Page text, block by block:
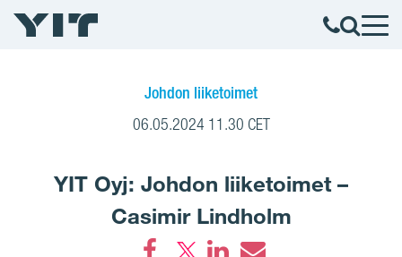
Johdon liiketoimet
06.05.2024 11.30 CET
YIT Oyj: Johdon liiketoimet –
Casimir Lindholm